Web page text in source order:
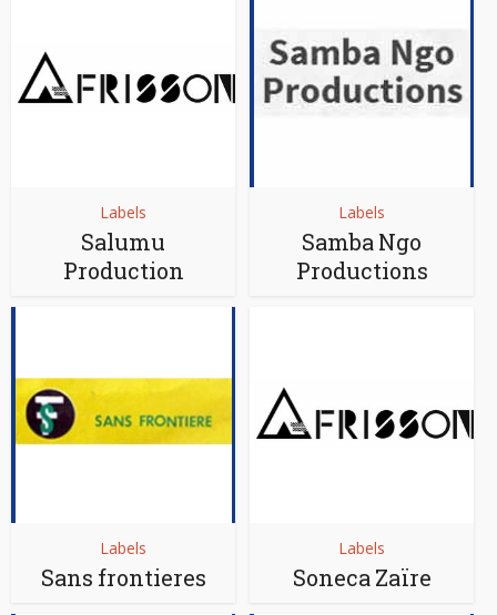
Labels
Salumu
Production
Labels
Samba Ngo
Productions
Labels
Sans frontieres
Labels
Soneca Zaïre